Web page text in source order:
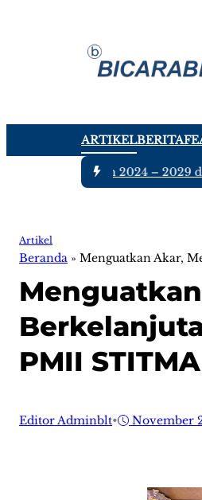
ARTIKELBERITA
DPRD Jatim 2024 – 2029 dari
Artikel
Beranda » Menguatkan Akar,
PMII STITMA
Editor Adminblt• November